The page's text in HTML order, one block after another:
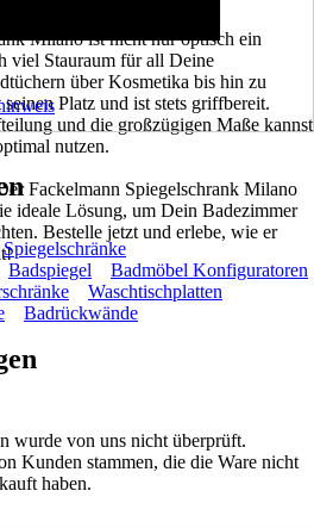
Milano ist nicht nur optisch ein
viel Stauraum für all Deine
über Kosmetika bis hin zu
Platz und ist stets griffbereit.
und die großzügigen Maße kannst
nutzen.
Fackelmann Spiegelschrank Milano
ideale Lösung, um Dein Badezimmer
Bestelle jetzt und erlebe, wie er
Spiegelschränke
Badspiegel
Badmöbel Konfiguratoren
Waschtischplatten
Badrückwände
wurde von uns nicht überprüft.
Kunden stammen, die die Ware nicht
haben.